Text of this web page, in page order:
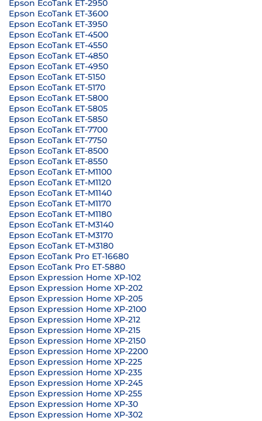
Epson EcoTank ET-2950
Epson EcoTank ET-3600
Epson EcoTank ET-3950
Epson EcoTank ET-4500
Epson EcoTank ET-4550
Epson EcoTank ET-4850
Epson EcoTank ET-4950
Epson EcoTank ET-5150
Epson EcoTank ET-5170
Epson EcoTank ET-5800
Epson EcoTank ET-5805
Epson EcoTank ET-5850
Epson EcoTank ET-7700
Epson EcoTank ET-7750
Epson EcoTank ET-8500
Epson EcoTank ET-8550
Epson EcoTank ET-M1100
Epson EcoTank ET-M1120
Epson EcoTank ET-M1140
Epson EcoTank ET-M1170
Epson EcoTank ET-M1180
Epson EcoTank ET-M3140
Epson EcoTank ET-M3170
Epson EcoTank ET-M3180
Epson EcoTank Pro ET-16680
Epson EcoTank Pro ET-5880
Epson Expression Home XP-102
Epson Expression Home XP-202
Epson Expression Home XP-205
Epson Expression Home XP-2100
Epson Expression Home XP-212
Epson Expression Home XP-215
Epson Expression Home XP-2150
Epson Expression Home XP-2200
Epson Expression Home XP-225
Epson Expression Home XP-235
Epson Expression Home XP-245
Epson Expression Home XP-255
Epson Expression Home XP-30
Epson Expression Home XP-302